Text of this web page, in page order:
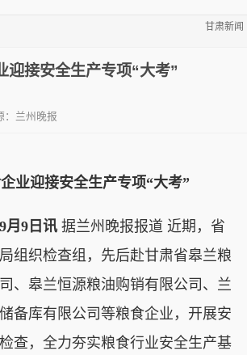
甘肃新闻
迎接安全生产专项“大考”
：兰州晚报
业迎接安全生产专项“大考”
月9日讯 据兰州晚报报道 近期，省
组织检查组，先后赴甘肃省皋兰粮
、皋兰恒源粮油购销有限公司、兰
备库有限公司等粮食企业，开展安
查，全力夯实粮食行业安全生产基